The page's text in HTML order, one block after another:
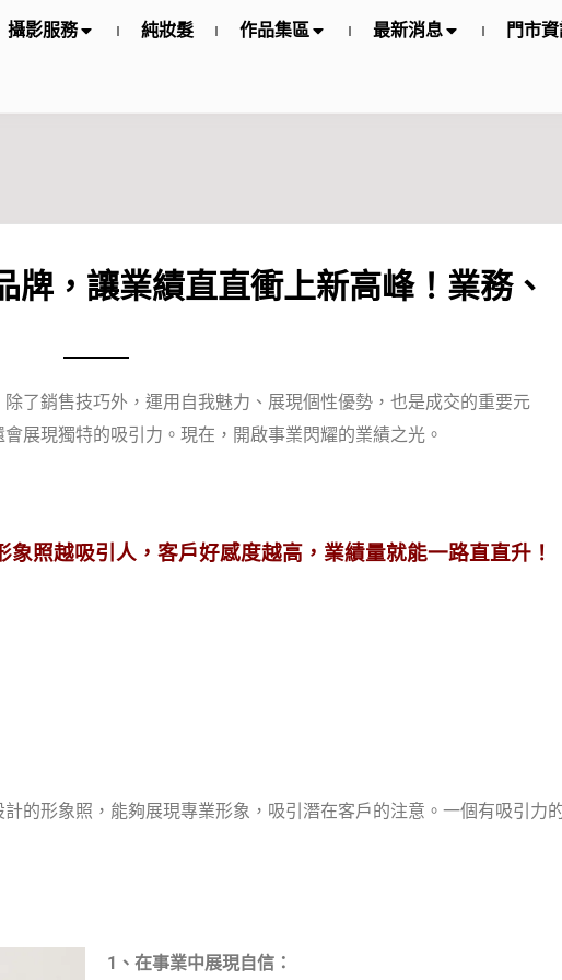
攝影服務 純妝髮 作品集區 最新消息 門市
牌，讓業績直直衝上新高峰！業務、
了銷售技巧外，運用自我魅力、展現個性優勢，也是成交的重要元
展現獨特的吸引力。現在，開啟事業閃耀的業績之光。
象照越吸引人，客戶好感度越高，業績量就能一路直直升！
的形象照，能夠展現專業形象，吸引潛在客戶的注意。一個有吸引力
1、在事業中展現自信：